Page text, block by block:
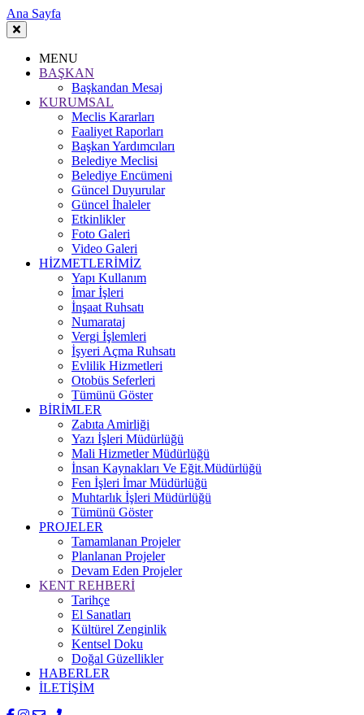
Ana Sayfa
MENU
BAŞKAN
Başkandan Mesaj
KURUMSAL
Meclis Kararları
Faaliyet Raporları
Başkan Yardımcıları
Belediye Meclisi
Belediye Encümeni
Güncel Duyurular
Güncel İhaleler
Etkinlikler
Foto Galeri
Video Galeri
HİZMETLERİMİZ
Yapı Kullanım
İmar İşleri
İnşaat Ruhsatı
Numarataj
Vergi İşlemleri
İşyeri Açma Ruhsatı
Evlilik Hizmetleri
Otobüs Seferleri
Tümünü Göster
BİRİMLER
Zabıta Amirliği
Yazı İşleri Müdürlüğü
Mali Hizmetler Müdürlüğü
İnsan Kaynakları Ve Eğit.Müdürlüğü
Fen İşleri İmar Müdürlüğü
Muhtarlık İşleri Müdürlüğü
Tümünü Göster
PROJELER
Tamamlanan Projeler
Planlanan Projeler
Devam Eden Projeler
KENT REHBERİ
Tarihçe
El Sanatları
Kültürel Zenginlik
Kentsel Doku
Doğal Güzellikler
HABERLER
İLETİŞİM